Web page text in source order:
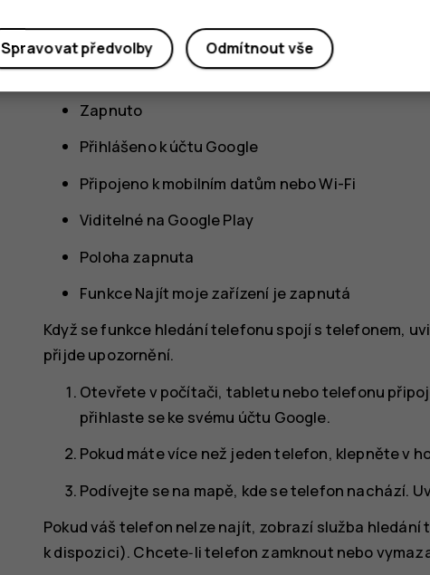
Pokud jste přihlášeni k účtu Google a telefon
dálku. U telefonů s přiřazeným účtem Google je ve
Chcete‑li použít funkci hledání telefonu, musí telefon:
Zapnuto
Přihlášeno k účtu Google
Připojeno k mobilním datům nebo Wi-Fi
Viditelné na Google Play
Poloha zapnuta
Funkce Najít moje zařízení je zapnutá
Když se funkce hledání telefonu spojí s telefonem,
přijde upozornění.
Otevřete v počítači, tabletu nebo telefonu
přihlaste se ke svému účtu Google.
Pokud máte více než jeden telefon, klepněte v
Podívejte se na mapě, kde se telefon nachází.
Pokud váš telefon nelze najít, zobrazí služba
k dispozici). Chcete‑li telefon zamknout nebo
Odmítnout vše
Spravovat předvolby